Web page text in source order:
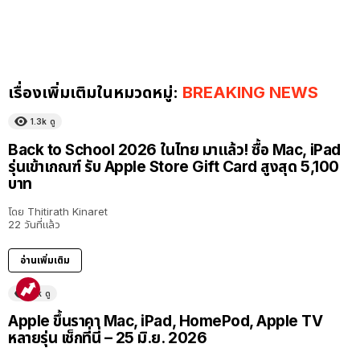
เรื่องเพิ่มเติมในหมวดหมู่: BREAKING NEWS
1.3k ดู
Back to School 2026 ในไทย มาแล้ว! ซื้อ Mac, iPad
รุ่นเข้าเกณฑ์ รับ Apple Store Gift Card สูงสุด 5,100
บาท
โดย Thitirath Kinaret
22 วันที่แล้ว
อ่านเพิ่มเติม
11k ดู
Apple ขึ้นราคา Mac, iPad, HomePod, Apple TV
หลายรุ่น เช็กที่นี่ – 25 มิ.ย. 2026